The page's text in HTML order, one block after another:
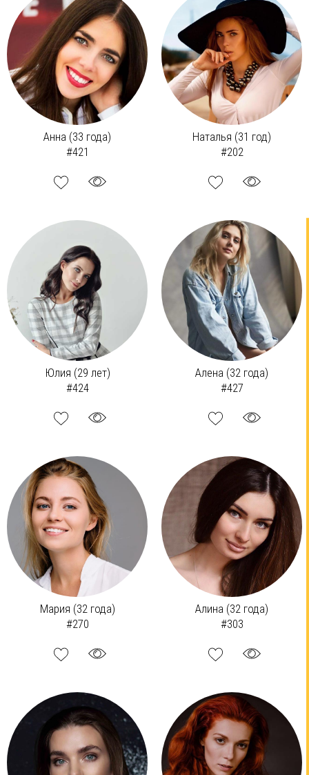
Анна (33 года)
#421
Наталья (31 год)
#202
Юлия (29 лет)
#424
Алена (32 года)
#427
Мария (32 года)
#270
Алина (32 года)
#303